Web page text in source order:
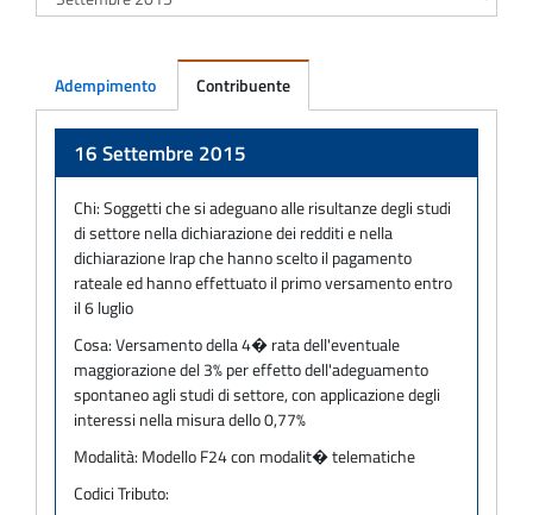
Adempimento Contribuente
16 Settembre 2015
Chi:Soggetti che si adeguano alle risultanze degli studi
di settore nella dichiarazione dei redditi e nella
dichiarazione Irap che hanno scelto il pagamento
rateale ed hanno effettuato il primo versamento entro
il 6 luglio
Cosa:Versamento della 4� rata dell'eventuale
maggiorazione del 3% per effetto dell'adeguamento
spontaneo agli studi di settore, con applicazione degli
interessi nella misura dello 0,77%
Modalità: Modello F24 con modalit� telematiche
Codici Tributo: